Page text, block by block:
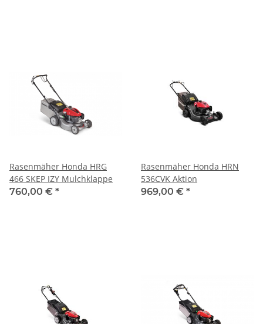
Rasenmäher Honda HRG
466 SKEP IZY Mulchklappe
760,00 € *
Rasenmäher Honda HRN
536CVK Aktion
969,00 € *